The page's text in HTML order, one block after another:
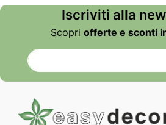
Iscriviti alla
Scopri offerte e sconti